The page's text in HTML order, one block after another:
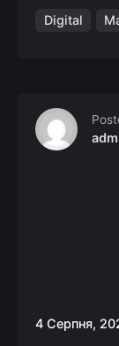
Digital
4 Серпня,